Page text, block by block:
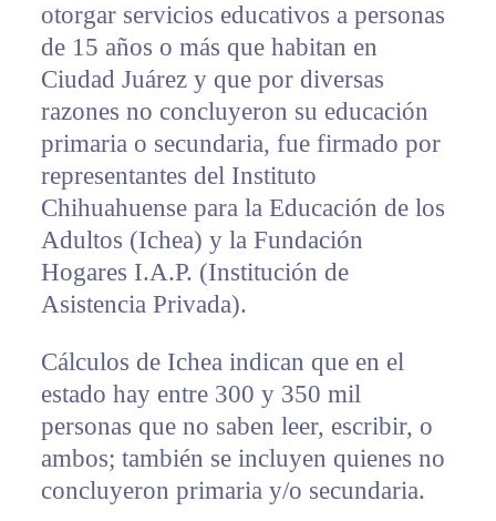
otorgar servicios educativos a personas
de 15 años o más que habitan en
Ciudad Juárez y que por diversas
razones no concluyeron su educación
primaria o secundaria, fue firmado por
representantes del Instituto
Chihuahuense para la Educación de los
Adultos (Ichea) y la Fundación
Hogares I.A.P. (Institución de
Asistencia Privada).
Cálculos de Ichea indican que en el
estado hay entre 300 y 350 mil
personas que no saben leer, escribir, o
ambos; también se incluyen quienes no
concluyeron primaria y/o secundaria.